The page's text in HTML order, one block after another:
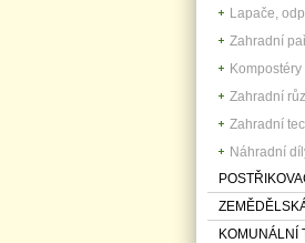
Lapače,
Zahradní
Kompostéry
Zahradní
Zahradní
Náhradní
KOMUNÁLNÍ